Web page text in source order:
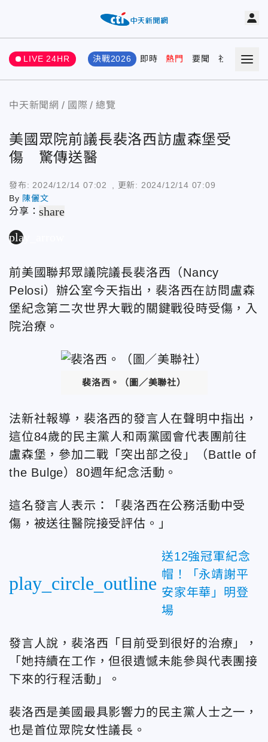
LIVE 24HR 決戰2026 即時 熱門 要聞 社會 娛樂
中天新聞網 國際 總覽
美國眾院前議長裴洛西訪盧森堡受
傷 驚傳送醫
發布: 2024/12/14 07:02 , 更新: 2024/12/14 07:09
By 陳儷文
分享：share
play_arrow
前美國聯邦眾議院議長裴洛西（Nancy
Pelosi）辦公室今天指出，裴洛西在訪問盧森
堡紀念第二次世界大戰的關鍵戰役時受傷，入
院治療。
裴洛西。（圖／美聯社）
法新社報導，裴洛西的發言人在聲明中指出，
這位84歲的民主黨人和兩黨國會代表團前往
盧森堡，參加二戰「突出部之役」（Battle of
the Bulge）80週年紀念活動。
這名發言人表示：「裴洛西在公務活動中受
傷，被送往醫院接受評估。」
play_circle_outline
送12強冠軍紀念
帽！「永靖謝平
安家年華」明登
場
發言人說，裴洛西「目前受到很好的治療」，
「她持續在工作，但很遺憾未能參與代表團接
下來的行程活動」。
裴洛西是美國最具影響力的民主黨人士之一，
也是首位眾院女性議長。